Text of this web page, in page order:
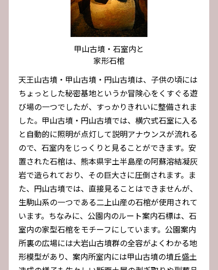
甲山古墳・石室内と
家形石棺
天王山古墳・甲山古墳・円山古墳は、子供の頃には
ちょっとした秘密基地というか冒険心をくすぐる遊
び場の一つでしたが、すっかりきれいに整備されま
した。甲山古墳・円山古墳では、横穴式石室に入る
と自動的に照明が点灯して説明アナウンスが流れる
ので、石室内をじっくりと見ることができます。安
置された石棺は、熊本県宇土半島産の阿蘇溶結凝灰
岩で造られており、その巨大さに圧倒されます。ま
た、円山古墳では、直接見ることはできませんが、
生駒山系の一つである二上山産の石棺が使用されて
います。ちなみに、公園内のルート案内石標は、石
室内の家型石棺をモチーフにしています。公園案内
所裏の広場には大岩山古墳群の全容がよくわかる地
形模型があり、案内所室内には甲山古墳の墳丘盛土